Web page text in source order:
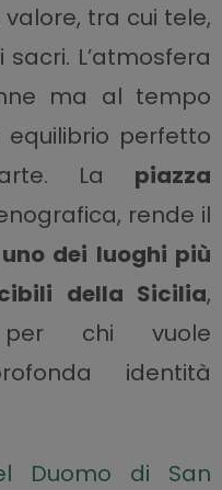
tra cui tele,
L’atmosfera
ma al tempo
perfetto
La piazza
rende il
uno dei luoghi più
della Sicilia,
per chi vuole
identità
Duomo di San